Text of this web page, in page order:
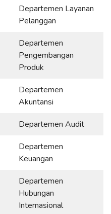
Departemen Layanan
Pelanggan
Departemen
Pengembangan
Produk
Departemen
Akuntansi
Departemen Audit
Departemen
Keuangan
Departemen
Hubungan
Internasional